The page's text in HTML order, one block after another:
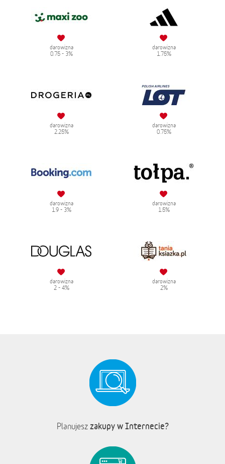
darowizna
0.75 - 3%
darowizna
1.75%
darowizna
2.25%
darowizna
0.75%
darowizna
1.9 - 3%
darowizna
1.5%
darowizna
2 - 4%
darowizna
2%
Planujesz zakupy w Internecie?